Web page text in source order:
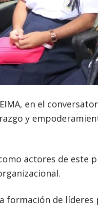
en el
y
actores de este
formación de líderes